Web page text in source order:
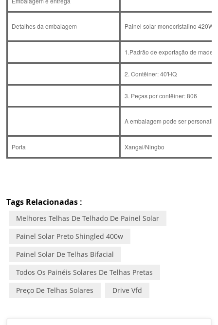
Detalhes da embalagem Painel solar monocristalino 420W
1.Padrão de exportação de
2. Contêiner: 40'HQ
3. Peças por contêiner: 806
A embalagem pode ser
Porta Xangai/Ningbo
Tags Relacionadas :
Melhores Telhas De Telhado De Painel Solar
Painel Solar Preto Shingled 400w
Painel Solar De Telhas Bifacial
Todos Os Painéis Solares De Telhas Pretas
Preço De Telhas Solares
Drive Vfd